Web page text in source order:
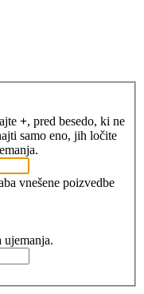
+, pred besedo, ki ne
samo eno, jih ločite
vnešene poizvedbe
ujemanja.